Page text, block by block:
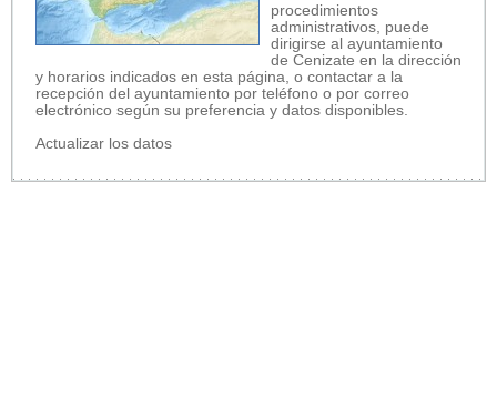
procedimientos
administrativos, puede
dirigirse al ayuntamiento
de Cenizate en la dirección
y horarios indicados en esta página, o contactar a la
recepción del ayuntamiento por teléfono o por correo
electrónico según su preferencia y datos disponibles.
Actualizar los datos